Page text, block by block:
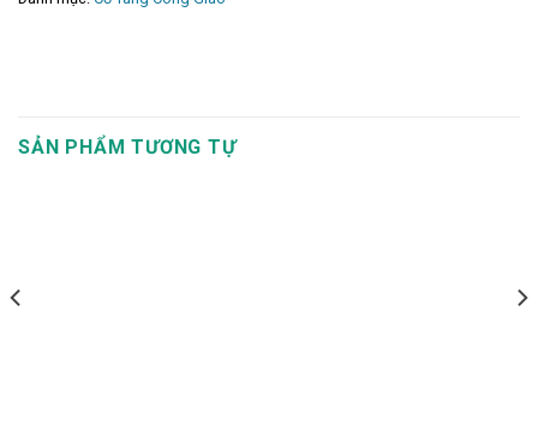
SẢN PHẨM TƯƠNG TỰ